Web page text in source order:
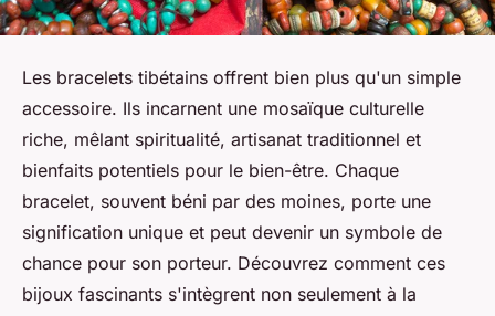
Les bracelets tibétains offrent bien plus qu'un simple
accessoire. Ils incarnent une mosaïque culturelle
riche, mêlant spiritualité, artisanat traditionnel et
bienfaits potentiels pour le bien-être. Chaque
bracelet, souvent béni par des moines, porte une
signification unique et peut devenir un symbole de
chance pour son porteur. Découvrez comment ces
bijoux fascinants s'intègrent non seulement à la